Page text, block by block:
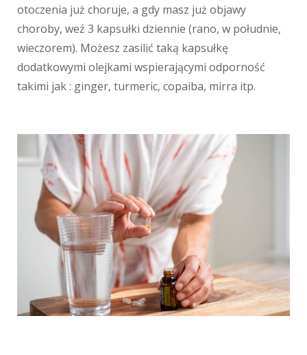
otoczenia już choruje, a gdy masz już objawy
choroby, weź 3 kapsułki dziennie (rano, w południe,
wieczorem). Możesz zasilić taką kapsułkę
dodatkowymi olejkami wspierającymi odporność
takimi jak : ginger, turmeric, copaiba, mirra itp.